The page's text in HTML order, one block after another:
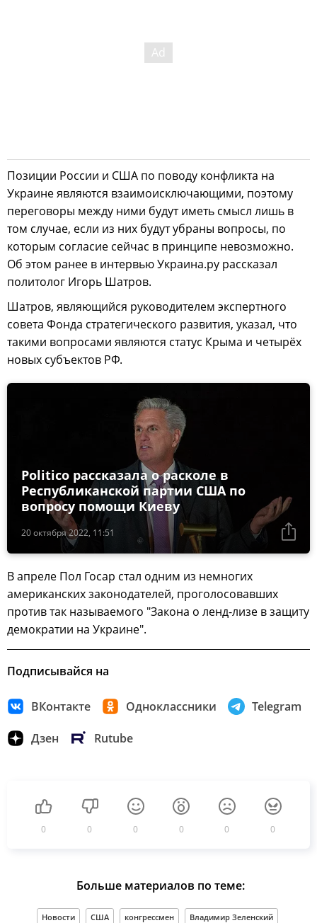
Позиции России и США по поводу конфликта на
Украине являются взаимоисключающими, поэтому
переговоры между ними будут иметь смысл лишь в
том случае, если из них будут убраны вопросы, по
которым согласие сейчас в принципе невозможно.
Об этом ранее в интервью Украина.ру рассказал
политолог Игорь Шатров.
Шатров, являющийся руководителем экспертного
совета Фонда стратегического развития, указал, что
такими вопросами являются статус Крыма и четырёх
новых субъектов РФ.
20 октября 2022, 11:51
Politico рассказала о расколе в
Республиканской партии США по
вопросу помощи Киеву
В апреле Пол Госар стал одним из немногих
американских законодателей, проголосовавших
против так называемого "Закона о ленд-лизе в защиту
демократии на Украине".
Подписывайся на
ВКонтакте Одноклассники Telegram
Дзен Rutube
0 0 0 0 0 0
Больше материалов по теме:
Новости США конгрессмен Владимир Зеленский